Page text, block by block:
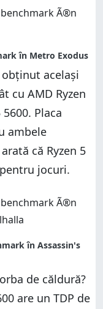
același
cu AMD Ryzen
Placa
ambele
că Ryzen 5
jocuri.
de căldură?
are un TDP de